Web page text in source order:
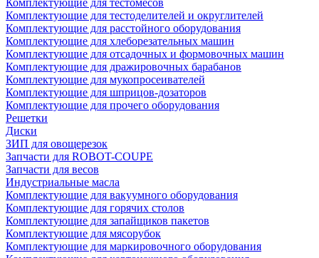
Комплектующие для тестомесов
Комплектующие для тестоделителей и округлителей
Комплектующие для расстойного оборудования
Комплектующие для хлеборезательных машин
Комплектующие для отсадочных и формовочных машин
Комплектующие для дражировочных барабанов
Комплектующие для мукопросеивателей
Комплектующие для шприцов-дозаторов
Комплектующие для прочего оборудования
Решетки
Диски
ЗИП для овощерезок
Запчасти для ROBOT-COUPE
Запчасти для весов
Индустриальные масла
Комплектующие для вакуумного оборудования
Комплектующие для горячих столов
Комплектующие для запайщиков пакетов
Комплектующие для мясорубок
Комплектующие для маркировочного оборудования